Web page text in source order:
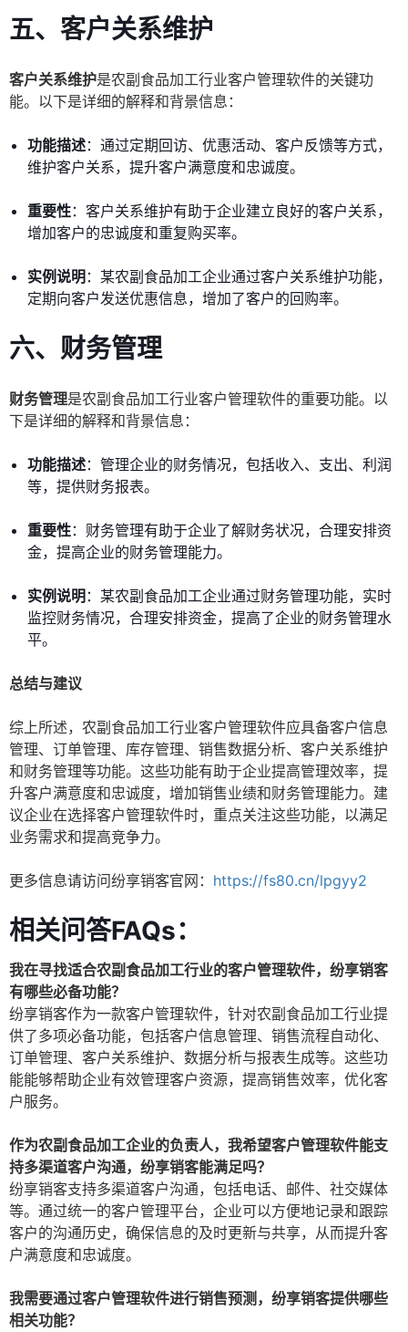
五、客户关系维护
客户关系维护是农副食品加工行业客户管理软件的关键功
能。以下是详细的解释和背景信息：
功能描述：通过定期回访、优惠活动、客户反馈等方式，
维护客户关系，提升客户满意度和忠诚度。
重要性：客户关系维护有助于企业建立良好的客户关系，
增加客户的忠诚度和重复购买率。
实例说明 ：某农副食品加工企业通过客户关系维护功能，
定期向客户发送优惠信息，增加了客户的回购率。
六、财务管理
财务管理是农副食品加工行业客户管理软件的重要功能。以
下是详细的解释和背景信息：
功能描述：管理企业的财务情况，包括收入、支出、利润
等，提供财务报表。
重要性：财务管理有助于企业了解财务状况，合理安排资
金，提高企业的财务管理能力。
实例说明 ：某农副食品加工企业通过财务管理功能，实时
监控财务情况，合理安排资金，提高了企业的财务管理水
平。
总结与建议
综上所述，农副食品加工行业客户管理软件应具备客户信息
管理、订单管理、库存管理、销售数据分析、客户关系维护
和财务管理等功能。这些功能有助于企业提高管理效率，提
升客户满意度和忠诚度，增加销售业绩和财务管理能力。建
议企业在选择客户管理软件时，重点关注这些功能，以满足
业务需求和提高竞争力。
更多信息请访问纷享销客官网： https://fs80.cn/lpgyy2
相关问答FAQs：
我在寻找适合农副食品加工行业的客户管理软件，纷享销客
有哪些必备功能？
纷享销客作为一款客户管理软件，针对农副食品加工行业提
供了多项必备功能，包括客户信息管理、销售流程自动化、
订单管理、客户关系维护、数据分析与报表生成等。这些功
能能够帮助企业有效管理客户资源，提高销售效率，优化客
户服务。
作为农副食品加工企业的负责人，我希望客户管理软件能支
持多渠道客户沟通，纷享销客能满足吗？
纷享销客支持多渠道客户沟通，包括电话、邮件、社交媒体
等。通过统一的客户管理平台，企业可以方便地记录和跟踪
客户的沟通历史，确保信息的及时更新与共享，从而提升客
户满意度和忠诚度。
我需要通过客户管理软件进行销售预测，纷享销客提供哪些
相关功能？